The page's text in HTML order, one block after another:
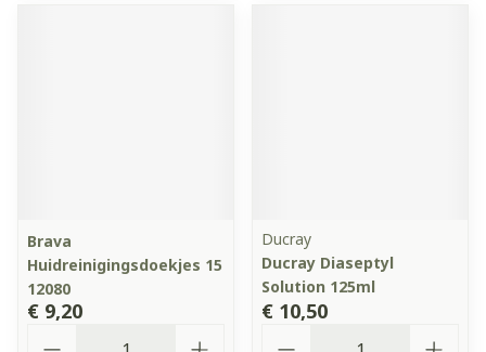
Brava
Huidreinigingsdoekjes 15
12080
€ 9,20
Ducray
Ducray Diaseptyl
Solution 125ml
€ 10,50